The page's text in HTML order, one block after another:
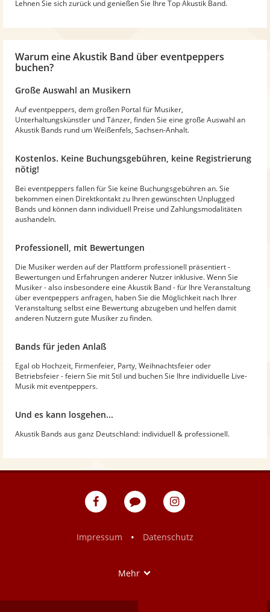
Lehnen Sie sich zurück und genießen Sie Ihre Top Akustik Band.
Warum eine Akustik Band über eventpeppers
buchen?
Große Auswahl an Musikern
Auf eventpeppers, dem großen Portal für Musiker,
Unterhaltungskünstler und Tänzer, finden Sie eine große Auswahl an
Akustik Bands rund um Weißenfels, Sachsen-Anhalt.
Kostenlos. Keine Buchungsgebühren, keine Registrierung
nötig!
Bei eventpeppers fallen für Sie keine Buchungsgebühren an. Sie
bekommen einen Direktkontakt zu Ihren gewünschten Unplugged
Bands und können dann individuell Preise und Zahlungsmodalitäten
aushandeln.
Professionell, mit Bewertungen
Die Musiker werden auf der Plattform professionell präsentiert -
Bewertungen und Erfahrungen anderer Nutzer inklusive. Wenn Sie
Musiker - also insbesondere eine Akustik Band - für Ihre Veranstaltung
über eventpeppers anfragen, haben Sie die Möglichkeit nach Ihrer
Veranstaltung selbst eine Bewertung abzugeben und helfen damit
anderen Nutzern gute Musiker zu finden.
Bands für jeden Anlaß
Egal ob Hochzeit, Firmenfeier, Party, Weihnachtsfeier oder
Betriebsfeier - feiern Sie mit Stil und buchen Sie Ihre individuelle Live-
Musik mit eventpeppers.
Und es kann losgehen...
Akustik Bands aus ganz Deutschland: individuell & professionell.
eventpeppers
Blog
eventpeppers
Impressum
• Datenschutz
Mehr